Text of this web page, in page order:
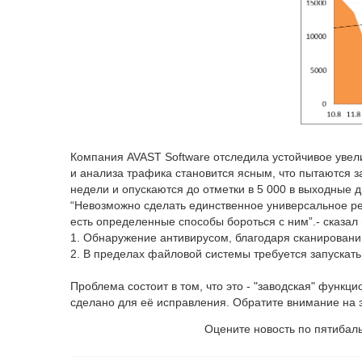
Компания AVAST Software отследила устойчивое
и анализа трафика становится ясным, что пытаются
недели и опускаются до отметки в 5 000 в выходные
“Невозможно сделать единственное универсальное
есть определенные способы бороться с ним”.-
1. Обнаружение антивирусом, благодаря
2. В пределах файловой системы требуется
Проблема состоит в том, что это - "заводская"
сделано для её исправления. Обратите внимание на
Оцените новость по